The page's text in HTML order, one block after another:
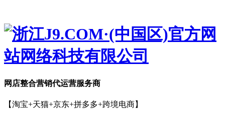
网店整合营销代运营服务商
【淘宝+天猫+京东+拼多多+跨境电商】